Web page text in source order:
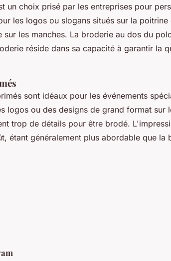
un choix prisé par les entreprises pour
les logos ou slogans situés sur la
sur les manches. La broderie au dos du
réside dans sa capacité à garantir la
sont idéaux pour les événements
logos ou des designs de grand format sur
trop de détails pour être brodé.
étant généralement plus abordable que la